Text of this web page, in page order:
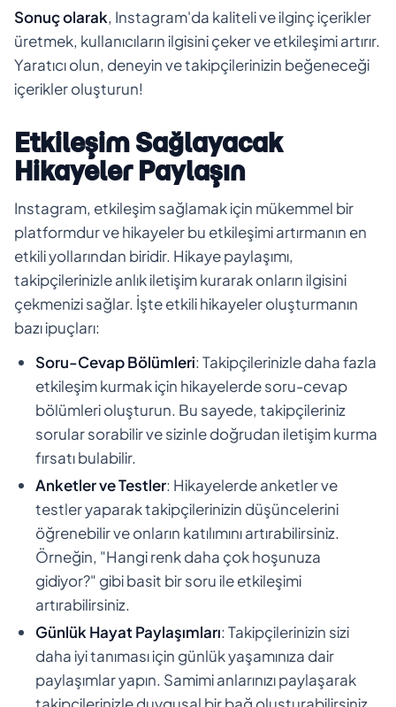
Sonuç olarak, Instagram'da kaliteli ve ilginç içerikler
üretmek, kullanıcıların ilgisini çeker ve etkileşimi artırır.
Yaratıcı olun, deneyin ve takipçilerinizin beğeneceği
içerikler oluşturun!
Etkileşim Sağlayacak
Hikayeler Paylaşın
Instagram, etkileşim sağlamak için mükemmel bir
platformdur ve hikayeler bu etkileşimi artırmanın en
etkili yollarından biridir. Hikaye paylaşımı,
takipçilerinizle anlık iletişim kurarak onların ilgisini
çekmenizi sağlar. İşte etkili hikayeler oluşturmanın
bazı ipuçları:
Soru-Cevap Bölümleri: Takipçilerinizle daha fazla
etkileşim kurmak için hikayelerde soru-cevap
bölümleri oluşturun. Bu sayede, takipçileriniz
sorular sorabilir ve sizinle doğrudan iletişim kurma
fırsatı bulabilir.
Anketler ve Testler: Hikayelerde anketler ve
testler yaparak takipçilerinizin düşüncelerini
öğrenebilir ve onların katılımını artırabilirsiniz.
Örneğin, "Hangi renk daha çok hoşunuza
gidiyor?" gibi basit bir soru ile etkileşimi
artırabilirsiniz.
Günlük Hayat Paylaşımları: Takipçilerinizin sizi
daha iyi tanıması için günlük yaşamınıza dair
paylaşımlar yapın. Samimi anlarınızı paylaşarak